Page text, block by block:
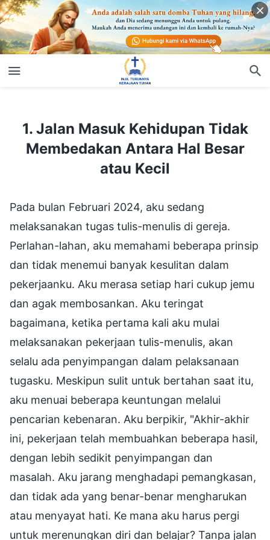
1. Jalan Masuk Kehidupan Tidak
Membedakan Antara Hal Besar
atau Kecil
Pada bulan Februari 2024, aku sedang
melaksanakan tugas tulis-menulis di gereja.
Perlahan-lahan, aku memahami beberapa prinsip
dan tidak menemui banyak kesulitan dalam
pekerjaanku. Aku merasa setiap hari cukup jemu
dan agak membosankan. Aku teringat
bagaimana, ketika pertama kali aku mulai
melaksanakan pekerjaan tulis-menulis, akan
selalu ada penyimpangan dalam pelaksanaan
tugasku. Meskipun sulit untuk bertahan saat itu,
aku menuai beberapa keuntungan melalui
pencarian kebenaran. Aku berpikir, "Akhir-akhir
ini, pekerjaan telah membuahkan beberapa hasil,
dengan lebih sedikit penyimpangan dan
masalah. Aku jarang menghadapi pemangkasan,
dan tidak ada yang benar-benar mengharukan
atau menyayat hati. Ke mana aku harus pergi
untuk merenungkan diri dan belajar? Tanpa jalan